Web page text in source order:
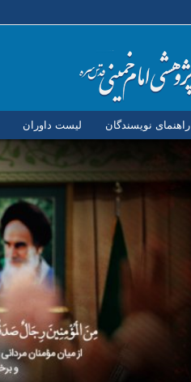
راهنمای نویسندگان لیست داوران